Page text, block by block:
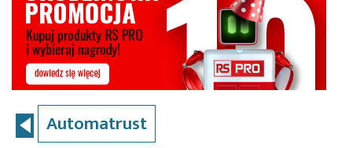
Automatrust